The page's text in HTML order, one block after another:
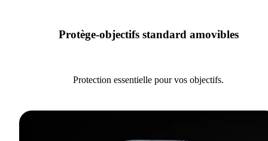
Protège-objectifs standard amovibles
Protection essentielle pour vos objectifs.